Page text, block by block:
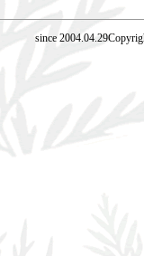
since